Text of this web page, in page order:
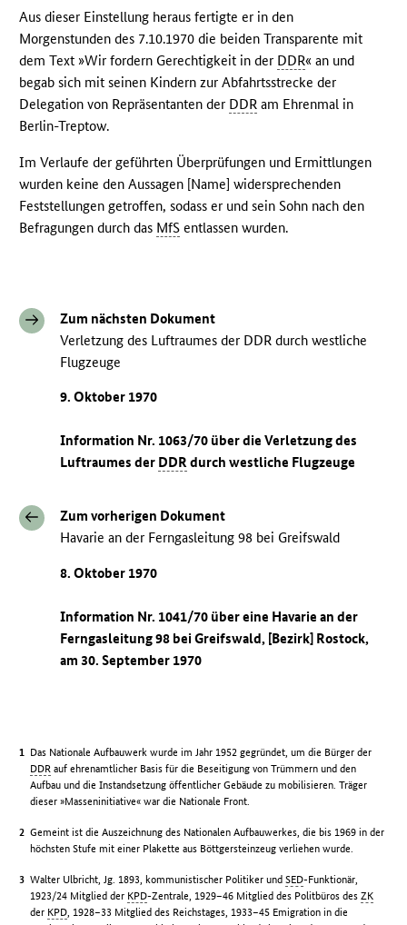
Aus dieser Einstellung heraus fertigte er in den
Morgenstunden des 7.10.1970 die beiden Transparente mit
dem Text »Wir fordern Gerechtigkeit in der DDR« an und
begab sich mit seinen Kindern zur Abfahrtsstrecke der
Delegation von Repräsentanten der DDR am Ehrenmal in
Berlin-Treptow.
Im Verlaufe der geführten Überprüfungen und Ermittlungen
wurden keine den Aussagen [Name] widersprechenden
Feststellungen getroffen, sodass er und sein Sohn nach den
Befragungen durch das MfS entlassen wurden.
Zum nächsten Dokument
Verletzung des Luftraumes der DDR durch westliche
Flugzeuge
9. Oktober 1970
Information Nr. 1063/70 über die Verletzung des
Luftraumes der DDRdurch westliche Flugzeuge
Zum vorherigen Dokument
Havarie an der Ferngasleitung 98 bei Greifswald
8. Oktober 1970
Information Nr. 1041/70 über eine Havarie an der
Ferngasleitung 98 bei Greifswald, [Bezirk] Rostock,
am 30. September 1970
Das Nationale Aufbauwerk wurde im Jahr 1952 gegründet, um die Bürger der
DDR auf ehrenamtlicher Basis für die Beseitigung von Trümmern und den
Aufbau und die Instandsetzung öffentlicher Gebäude zu mobilisieren. Träger
dieser »Masseninitiative« war die Nationale Front.
Gemeint ist die Auszeichnung des Nationalen Aufbauwerkes, die bis 1969 in der
höchsten Stufe mit einer Plakette aus Böttgersteinzeug verliehen wurde.
Walter Ulbricht, Jg. 1893, kommunistischer Politiker undSED-Funktionär,
1923/24 Mitglied der KPD-Zentrale, 1929–46 Mitglied des Politbüros desZK
der KPD , 1928–33 Mitglied des Reichstages, 1933–45 Emigration in die